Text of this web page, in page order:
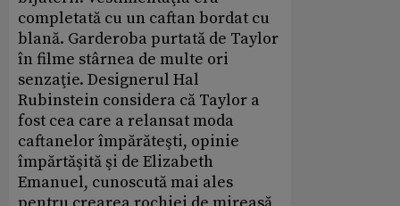
completată cu un caftan bordat cu
blană. Garderoba purtată de Taylor
în filme stârnea de multe ori
senzaţie. Designerul Hal
Rubinstein considera că Taylor a
fost cea care a relansat moda
caftanelor împărăteşti, opinie
împărtăşită şi de Elizabeth
Emanuel, cunoscută mai ales